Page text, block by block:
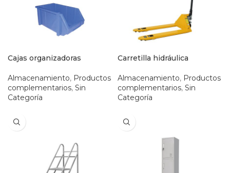
Cajas organizadoras
Almacenamiento, Productos
complementarios, Sin
Categoría
Carretilla hidráulica
Almacenamiento, Productos
complementarios, Sin
Categoría